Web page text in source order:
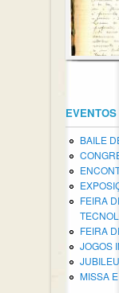
BAILE
FEIRA
FEIRA
JOGOS
MISSA